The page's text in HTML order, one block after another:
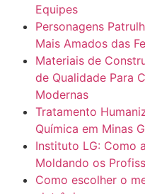
Equipes
Personagens
Mais Amados das
Materiais de
de Qualidade Para
Modernas
Tratamento
Química em Minas
Instituto LG: Como
Moldando os
Como escolher o